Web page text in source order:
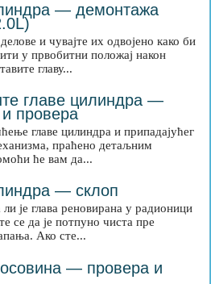
— демонтажа
и чувајте их одвојено како би
у првобитни положај након
главу...
главе цилиндра —
провера
главе цилиндра и припадајућег
праћено детаљним
ће вам да...
— склоп
је глава реновирана у радионици
се да је потпуно чиста пре
Ако сте...
осовина — провера и